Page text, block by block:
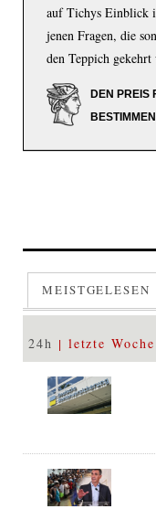
auf Tichys Einblick
jenen Fragen, die
den Teppich gekehrt
DEN PREIS
MEISTGELESEN
24h letzte Woche